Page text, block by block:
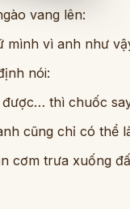
vang lên:
mình vì anh như
nói:
được… thì chuốc
cũng chỉ có thể
cơm trưa xuống